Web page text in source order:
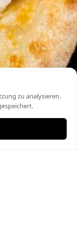
zu analysieren.